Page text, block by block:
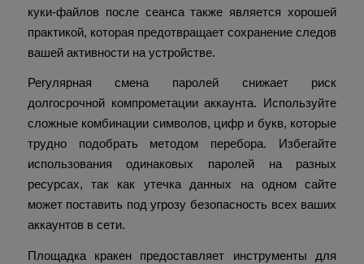
куки-файлов после сеанса также является хорошей
практикой, которая предотвращает сохранение следов
вашей активности на устройстве.
Регулярная смена паролей снижает риск
долгосрочной компрометации аккаунта. Используйте
сложные комбинации символов, цифр и букв, которые
трудно подобрать методом перебора. Избегайте
использования одинаковых паролей на разных
ресурсах, так как утечка данных на одном сайте
может поставить под угрозу безопасность всех ваших
аккаунтов в сети.
Площадка кракен предоставляет инструменты для